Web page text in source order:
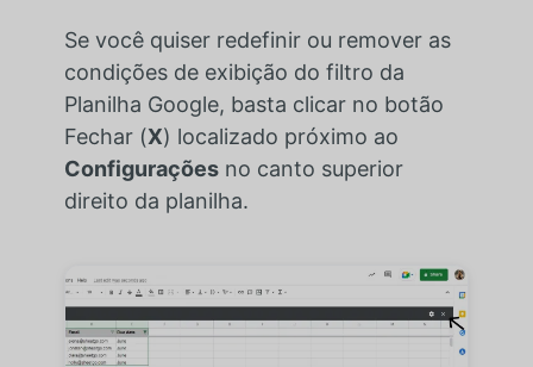
Se você quiser redefinir ou remover as
condições de exibição do filtro da
Planilha Google, basta clicar no botão
Fechar (X) localizado próximo ao
Configuraçõesno canto superior
direito da planilha.